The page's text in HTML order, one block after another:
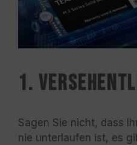
1.
Sagen Sie nicht, dass
nie unterlaufen ist, es